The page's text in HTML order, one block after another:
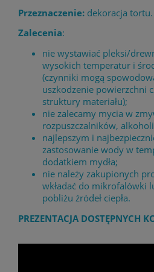
Przeznaczenie: dekoracja tortu.
Zalecenia:
nie wystawiać pleksi/
wysokich temperatur i
(czynniki mogą
uszkodzenie powierzchni
struktury materiału);
nie zalecamy mycia w
rozpuszczalników,
najlepszym i
zastosowanie wody w
dodatkiem mydła;
nie należy zakupionych
wkładać do mikrofalówki
pobliżu źródeł ciepła.
PREZENTACJA DOSTĘPNYCH